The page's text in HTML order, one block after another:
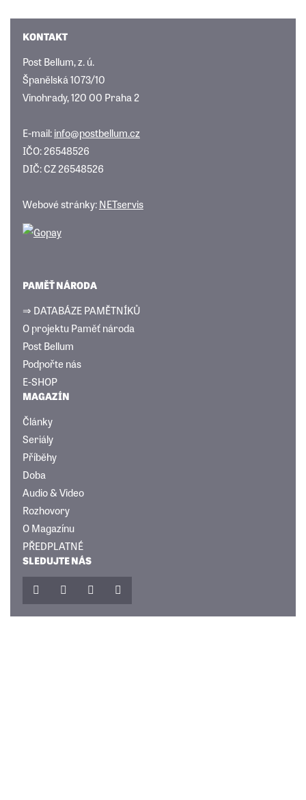
KONTAKT
Post Bellum, z. ú.
Španělská 1073/10
Vinohrady, 120 00 Praha 2
E-mail:info@postbellum.cz
IČO: 26548526
DIČ: CZ 26548526
Webové stránky:NETservis
PAMĚŤ NÁRODA
⇒ DATABÁZE PAMĚTNÍKŮ
O projektu Paměť národa
Post Bellum
Podpořte nás
E-SHOP
MAGAZÍN
Články
Seriály
Příběhy
Doba
Audio & Video
Rozhovory
O Magazínu
PŘEDPLATNÉ
SLEDUJTE NÁS